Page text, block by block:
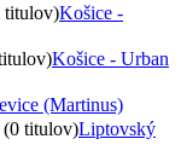
titulov)Košice -
Košice - Urban
(Martinus)
titulov)Liptovský